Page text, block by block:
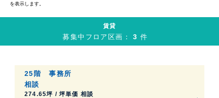
を表示します。
賃貸
募集中フロア区画：3件
25階事務所
相談
274.65坪 / 坪単価 相談